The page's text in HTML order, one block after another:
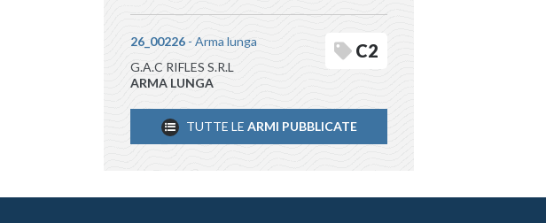
26_00226 - Arma lunga
G.A.C RIFLES S.R.L
ARMA LUNGA
C2
TUTTE LE ARMI PUBBLICATE